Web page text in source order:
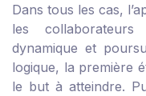
Dans tous les cas,
les
dynamique et
logique, la première
le but à atteindre.